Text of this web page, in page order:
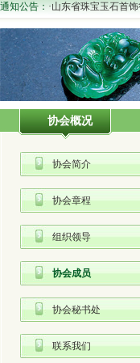
通知公告： ·山东省珠宝玉石首
协会概况
协会简介
协会章程
组织领导
协会成员
协会秘书处
联系我们